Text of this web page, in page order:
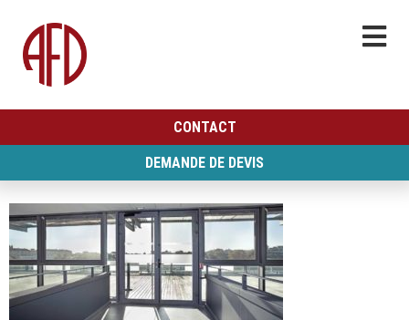
CONTACT
DEMANDE DE DEVIS